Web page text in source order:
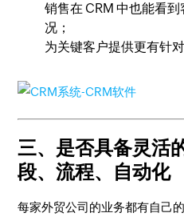
销售在 CRM 中也能看
况；
为关键客户提供更有针
三、是否具备灵活
段、流程、自动化
每家外贸公司的业务都有自己